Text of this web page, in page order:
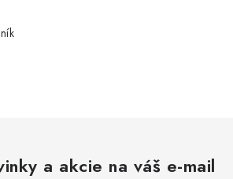
a akcie na váš e-mail